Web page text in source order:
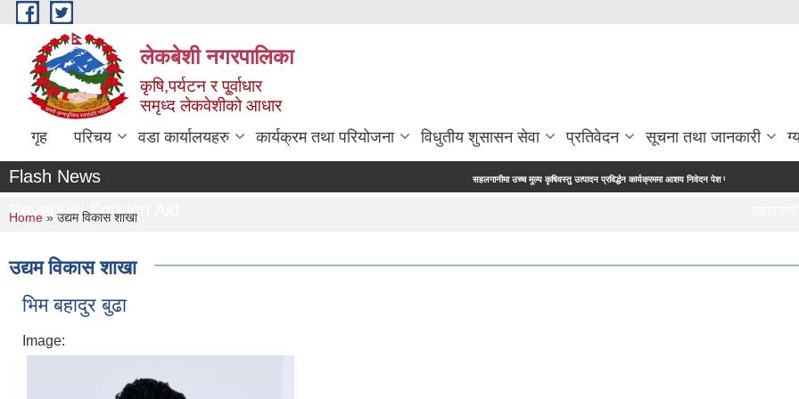
Skip to main content
लेकबेशी नगरपालिका
कृषि,पर्यटन र पू्र्वाधार
समृध्द लेकवेशीको आधार
गृह परिचय वडा कार्यालयहरु कार्यक्रम तथा परियोजना विधुतीय शुसासन सेवा प्रतिवेदन सूचना तथा जानकारी
Flash News सहलगानीमा उच्च मूल्य कृषिवस्तु उत्पादन प्रविर्द्धन कार्यक्रममा आशय निवेदन पेश गर्ने सम्बन्धी सूचना |
Revenue/ Foreign Aid
You are here
Home » उद्यम विकास शाखा
उद्यम विकास शाखा
भिम बहादुर बुढा
Image: